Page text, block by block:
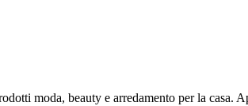
moda, beauty e arredamento per la casa.